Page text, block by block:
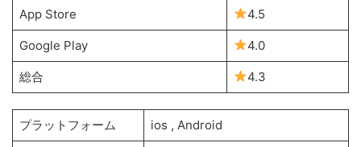
App Store 4.5
Google Play 4.0
総合 4.3
プラットフォーム ios , Android